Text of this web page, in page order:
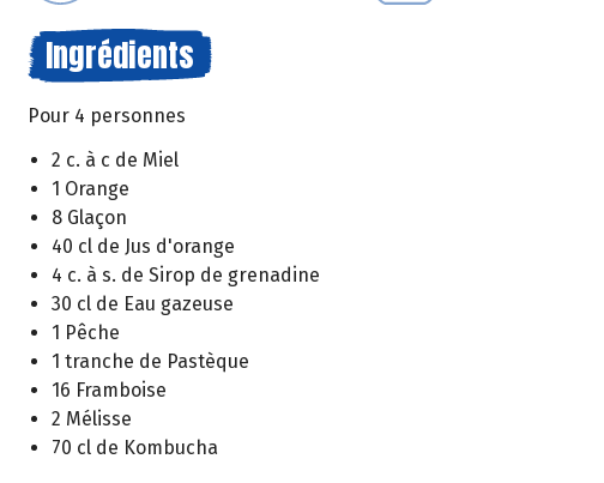
Ingrédients
Pour 4 personnes
2 c. à c de Miel
1 Orange
8 Glaçon
40 cl de Jus d'orange
4 c. à s. de Sirop de grenadine
30 cl de Eau gazeuse
1 Pêche
1 tranche de Pastèque
16 Framboise
2 Mélisse
70 cl de Kombucha